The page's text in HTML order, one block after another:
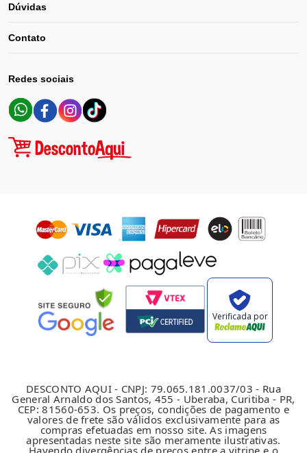
Dúvidas
Contato
Redes sociais
Verificada por
DESCONTO AQUI - CNPJ: 79.065.181.0037/03 - Rua
General Arnaldo dos Santos, 455 - Uberaba, Curitiba - PR,
CEP: 81560-653. Os preços, condições de pagamento e
valores de frete são válidos exclusivamente para as
compras efetuadas em nosso site. As imagens
apresentadas neste site são meramente ilustrativas.
Havendo divergências de preços entre a vitrine e o